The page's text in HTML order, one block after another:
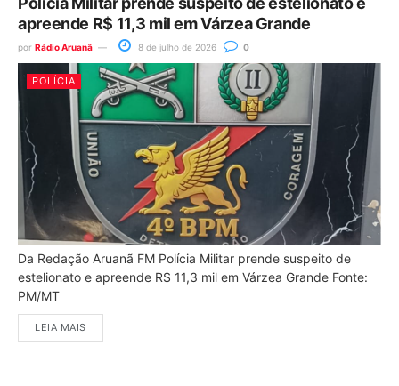
apreende R$ 11,3 mil em Várzea Grande
por Rádio Aruanã 8 de julho de 2026 0
POLÍCIA
Da Redação Aruanã FM Polícia Militar prende suspeito de
estelionato e apreende R$ 11,3 mil em Várzea Grande Fonte:
PM/MT
LEIA MAIS